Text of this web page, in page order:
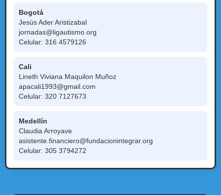
Bogotá
Jesús Ader Aristizabal
jornadas@ligautismo.org
Celular: 316 4579126
Cali
Lineth Viviana Maquilon Muñoz
apacali1993@gmail.com
Celular: 320 7127673
Medellín
Claudia Arroyave
asistente.financiero@fundacionintegrar.org
Celular: 305 3794272